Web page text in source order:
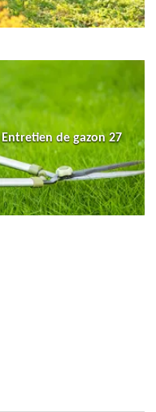
Entretien de gazon 27